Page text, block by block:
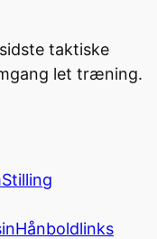
taktiske
let træning.
Stilling
Hånboldlinks